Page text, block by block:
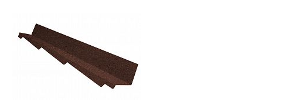
Купить в 1 клик
Под заказ